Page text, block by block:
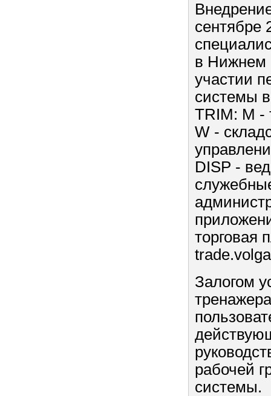
сентябре
в Нижнем
участии
системы
TRIM: M -
W -
DISP -
торговая
Залогом
рабочей
системы.